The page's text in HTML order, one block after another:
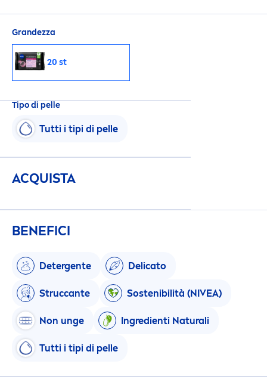
Grandezza
20 st
Tipo di pelle
Tutti i tipi di pelle
ACQUISTA
BENEFICI
Detergente Delicato
Struccante Sostenibilità (NIVEA)
Non unge Ingredienti Naturali
Tutti i tipi di pelle